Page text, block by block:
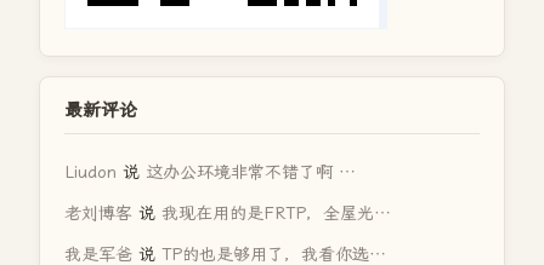
最新评论
Liudon 说 这办公环境非常不错了啊 …
老刘博客 说 我现在用的是FRTP，全屋光…
我是军爸 说 TP的也是够用了，我看你选…